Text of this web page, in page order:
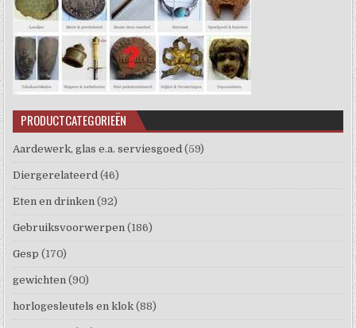
PRODUCTCATEGORIEËN
Aardewerk, glas e.a. serviesgoed (59)
Diergerelateerd (46)
Eten en drinken (92)
Gebruiksvoorwerpen (186)
Gesp (170)
gewichten (90)
horlogesleutels en klok (88)